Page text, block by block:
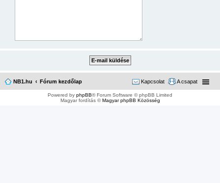
NB1.hu Fórum kezdőlap A csapat
Kapcsolat
Powered by phpBB® Forum Software © phpBB Limited
Magyar fordítás ©Magyar phpBB Közösség